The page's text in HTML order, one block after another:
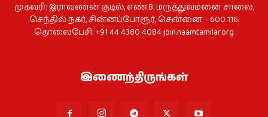
முகவரி: இராவணன் குடில், எண்.8. மருத்துவமனை சாலை,
செந்தில் நகர், சின்னப்போரூர், சென்னை – 600 116.
தொலைபேசி: +91 44 4380 4084join.naamtamilar.org
இணைந்திருங்கள்